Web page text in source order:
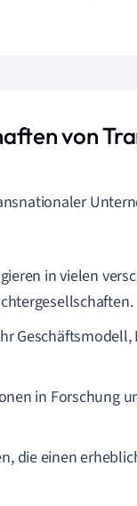
von
in vielen
in Forschung
die einen